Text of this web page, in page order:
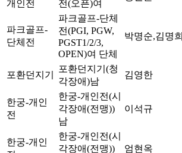
개인전
전(오픈)여
파크골프-
단체전
파크골프-단체
전(PGI, PGW,
PGST1/2/3,
OPEN)여 단체
박명순,김명희
포환던지기
포환던지기(청
각장애)남
김영한
한궁-개인
전
한궁-개인전(시
각장애(전맹))
남
이석규
한궁-개인
한궁-개인전(시
각장애(전맹))
엄현옥